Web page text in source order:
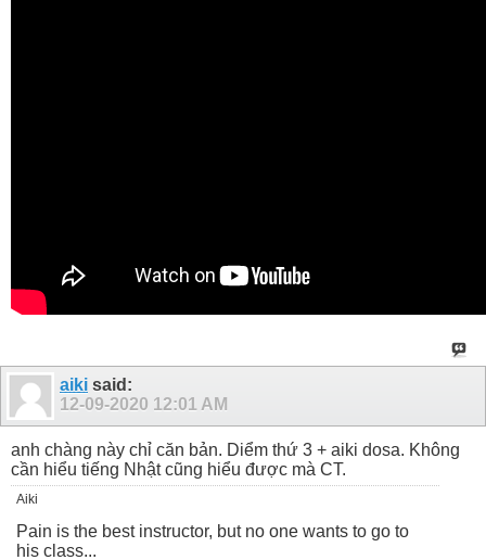
aiki said:
12-09-2020 12:01 AM
anh chàng này chỉ căn bản. Diểm thứ 3 + aiki dosa. Không
cần hiểu tiếng Nhật cũng hiểu được mà CT.
Aiki
Pain is the best instructor, but no one wants to go to
his class...